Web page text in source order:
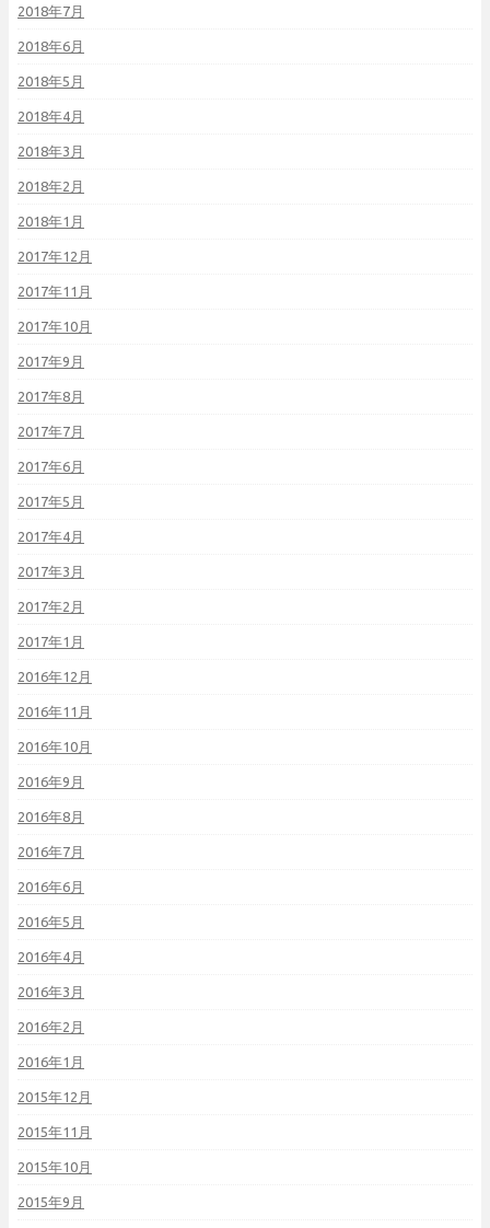
2018年7月
2018年6月
2018年5月
2018年4月
2018年3月
2018年2月
2018年1月
2017年12月
2017年11月
2017年10月
2017年9月
2017年8月
2017年7月
2017年6月
2017年5月
2017年4月
2017年3月
2017年2月
2017年1月
2016年12月
2016年11月
2016年10月
2016年9月
2016年8月
2016年7月
2016年6月
2016年5月
2016年4月
2016年3月
2016年2月
2016年1月
2015年12月
2015年11月
2015年10月
2015年9月